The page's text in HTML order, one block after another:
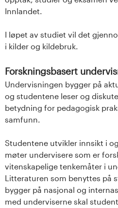
Innlandet.
I løpet av studiet vil det
i kilder og kildebruk.
Forskningsbasert
Undervisningen bygger på
og studentene leser og
betydning for pedagogisk
samfunn.
Studentene utvikler innsikt i
møter undervisere som er
vitenskapelige tenkemåter i
Litteraturen som benyttes på
bygger på nasjonal og
med underviserne skal